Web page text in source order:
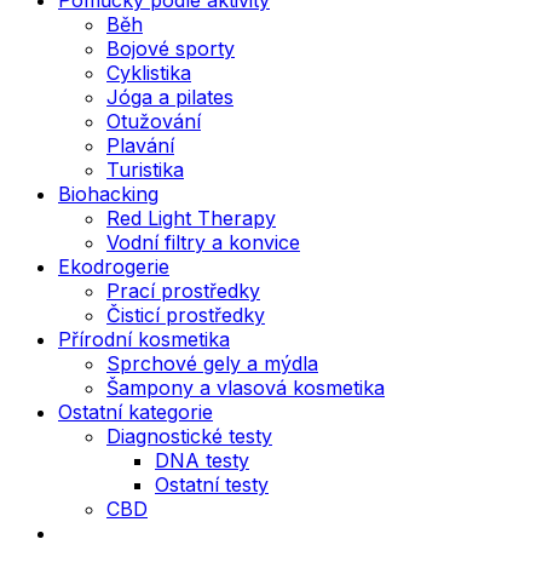
Běh
Bojové sporty
Cyklistika
Jóga a pilates
Otužování
Plavání
Turistika
Biohacking
Red Light Therapy
Vodní filtry a konvice
Ekodrogerie
Prací prostředky
Čisticí prostředky
Přírodní kosmetika
Sprchové gely a mýdla
Šampony a vlasová kosmetika
Ostatní kategorie
Diagnostické testy
DNA testy
Ostatní testy
CBD